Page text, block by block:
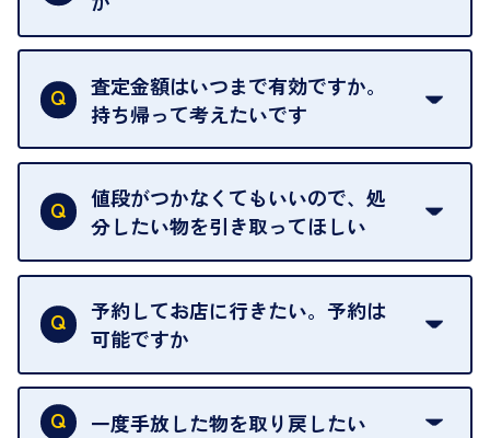
はい。全店舗一律です。
ただし、中古市場は日々変動するため、査定した日
によって査定額が変わることはございます。
査定金額はいつまで有効ですか。
持ち帰って考えたいです
査定額は当日限り有効です。
中古市場が日々変動するため、翌日には査定額が変
わることがございます。
値段がつかなくてもいいので、処
分したい物を引き取ってほしい
再販不可能な物は、場合によってはお断りすること
がございます。ご了承ください。
予約してお店に行きたい。予約は
可能ですか
申し訳ありませんが、現在はご来店の予約は承って
おりません。
一度手放した物を取り戻したい